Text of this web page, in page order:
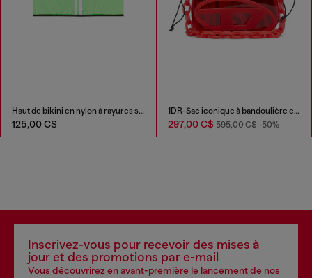
Haut de bikini en nylon à rayures sportives
125,00 C$
1DR-Sac iconique à bandoulière en TPU transparent
297,00 C$595,00 C$-50%
Inscrivez-vous pour recevoir des mises à
jour et des promotions par e-mail
Vous découvrirez en avant-première le lancement de nos